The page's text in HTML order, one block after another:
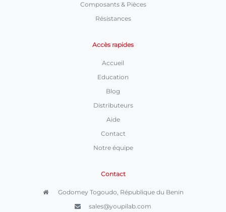
Composants & Pièces
Résistances
Accès rapides
Accueil
Education
Blog
Distributeurs
Aide
Contact
Notre équipe
Contact
Godomey Togoudo, République du Benin
sales@youpilab.com